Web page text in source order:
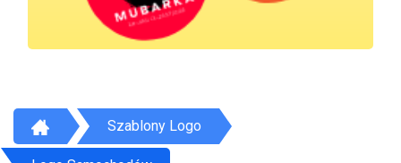
Szablony Logo